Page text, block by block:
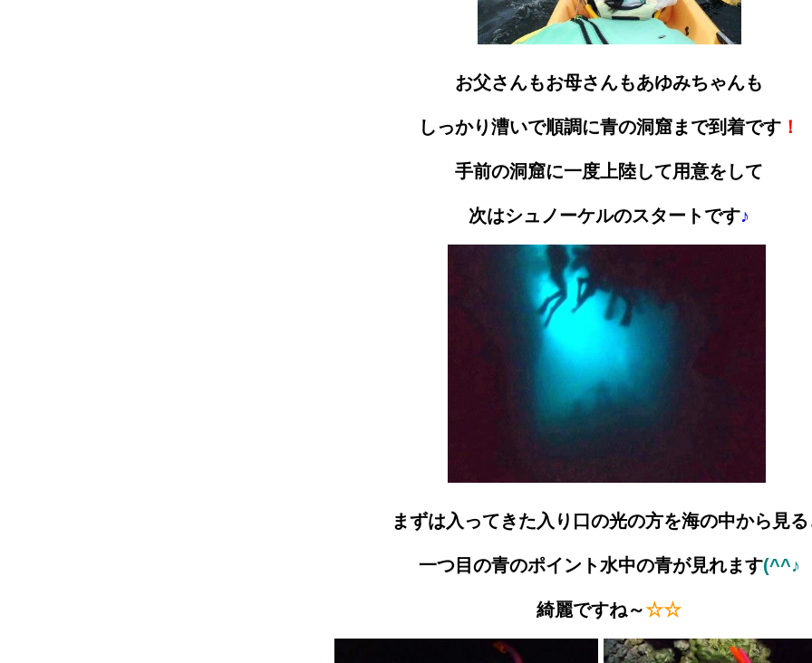
お父さんもお母さんもあゆみちゃんも
しっかり漕いで順調に青の洞窟まで到着です ！
手前の洞窟に一度上陸して用意をして
次はシュノーケルのスタートです♪
まずは入ってきた入り口の光の方を海の中から見
一つ目の青のポイント水中の青が見れます(^^♪
綺麗ですね～☆☆